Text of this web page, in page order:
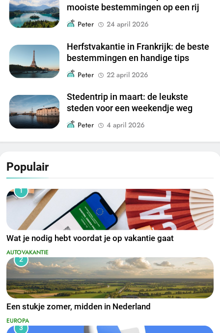
mooiste bestemmingen op een rij
Peter
24 april 2026
Herfstvakantie in Frankrijk: de beste
bestemmingen en handige tips
Peter
22 april 2026
Stedentrip in maart: de leukste
steden voor een weekendje weg
Peter
4 april 2026
Populair
1
Wat je nodig hebt voordat je op vakantie gaat
AUTOVAKANTIE
2
Een stukje zomer, midden in Nederland
EUROPA
3